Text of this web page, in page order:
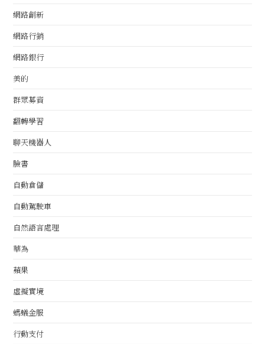
網路創新
網路行銷
網路銀行
美的
群眾募資
翻轉學習
聊天機器人
臉書
自動倉儲
自動駕駛車
自然語言處理
華為
蘋果
虛擬實境
螞蟻金服
行動支付